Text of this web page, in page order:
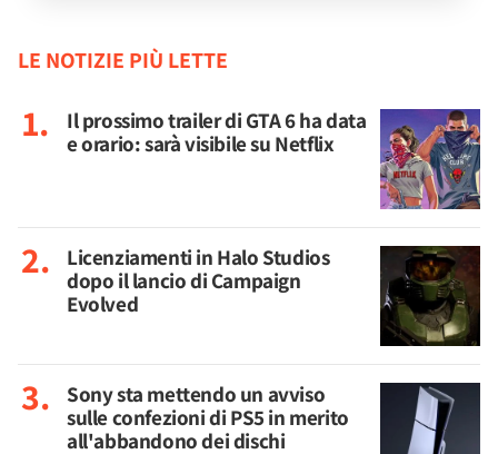
LE NOTIZIE PIÙ LETTE
Il prossimo trailer di GTA 6 ha data
e orario: sarà visibile su Netflix
Licenziamenti in Halo Studios
dopo il lancio di Campaign
Evolved
Sony sta mettendo un avviso
sulle confezioni di PS5 in merito
all'abbandono dei dischi